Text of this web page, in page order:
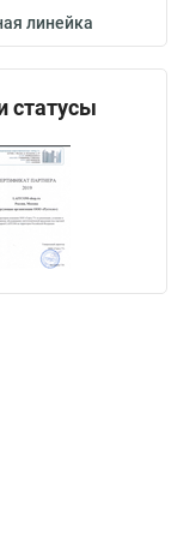
линейка
статусы